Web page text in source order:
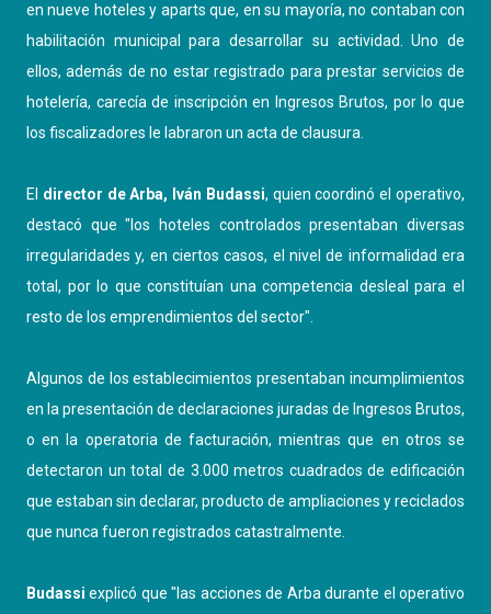
en nueve hoteles y aparts que, en su mayoría, no contaban con
habilitación municipal para desarrollar su actividad. Uno de
ellos, además de no estar registrado para prestar servicios de
hotelería, carecía de inscripción en Ingresos Brutos, por lo que
los fiscalizadores le labraron un acta de clausura.
El director de Arba, Iván Budassi, quien coordinó el operativo,
destacó que "los hoteles controlados presentaban diversas
irregularidades y, en ciertos casos, el nivel de informalidad era
total, por lo que constituían una competencia desleal para el
resto de los emprendimientos del sector".
Algunos de los establecimientos presentaban incumplimientos
en la presentación de declaraciones juradas de Ingresos Brutos,
o en la operatoria de facturación, mientras que en otros se
detectaron un total de 3.000 metros cuadrados de edificación
que estaban sin declarar, producto de ampliaciones y reciclados
que nunca fueron registrados catastralmente.
Budassiexplicó que "las acciones de Arba durante el operativo